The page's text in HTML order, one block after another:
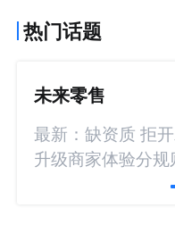
热门话题
未来零售
最新：缺资质 拒
升级商家体验分规